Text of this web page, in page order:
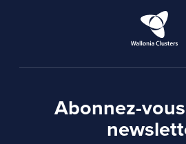
Abonnez-